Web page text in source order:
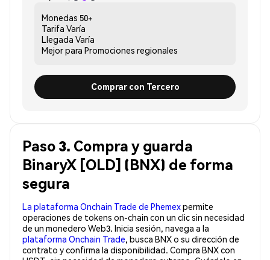
Monedas 50+
Tarifa Varía
Llegada Varía
Mejor para Promociones regionales
Comprar con Tercero
Paso 3. Compra y guarda
BinaryX [OLD] (BNX) de forma
segura
La plataforma Onchain Trade de Phemexpermite
operaciones de tokens on-chain con un clic sin necesidad
de un monedero Web3. Inicia sesión, navega a la
plataforma Onchain Trade, busca BNX o su dirección de
contrato y confirma la disponibilidad. Compra BNX con